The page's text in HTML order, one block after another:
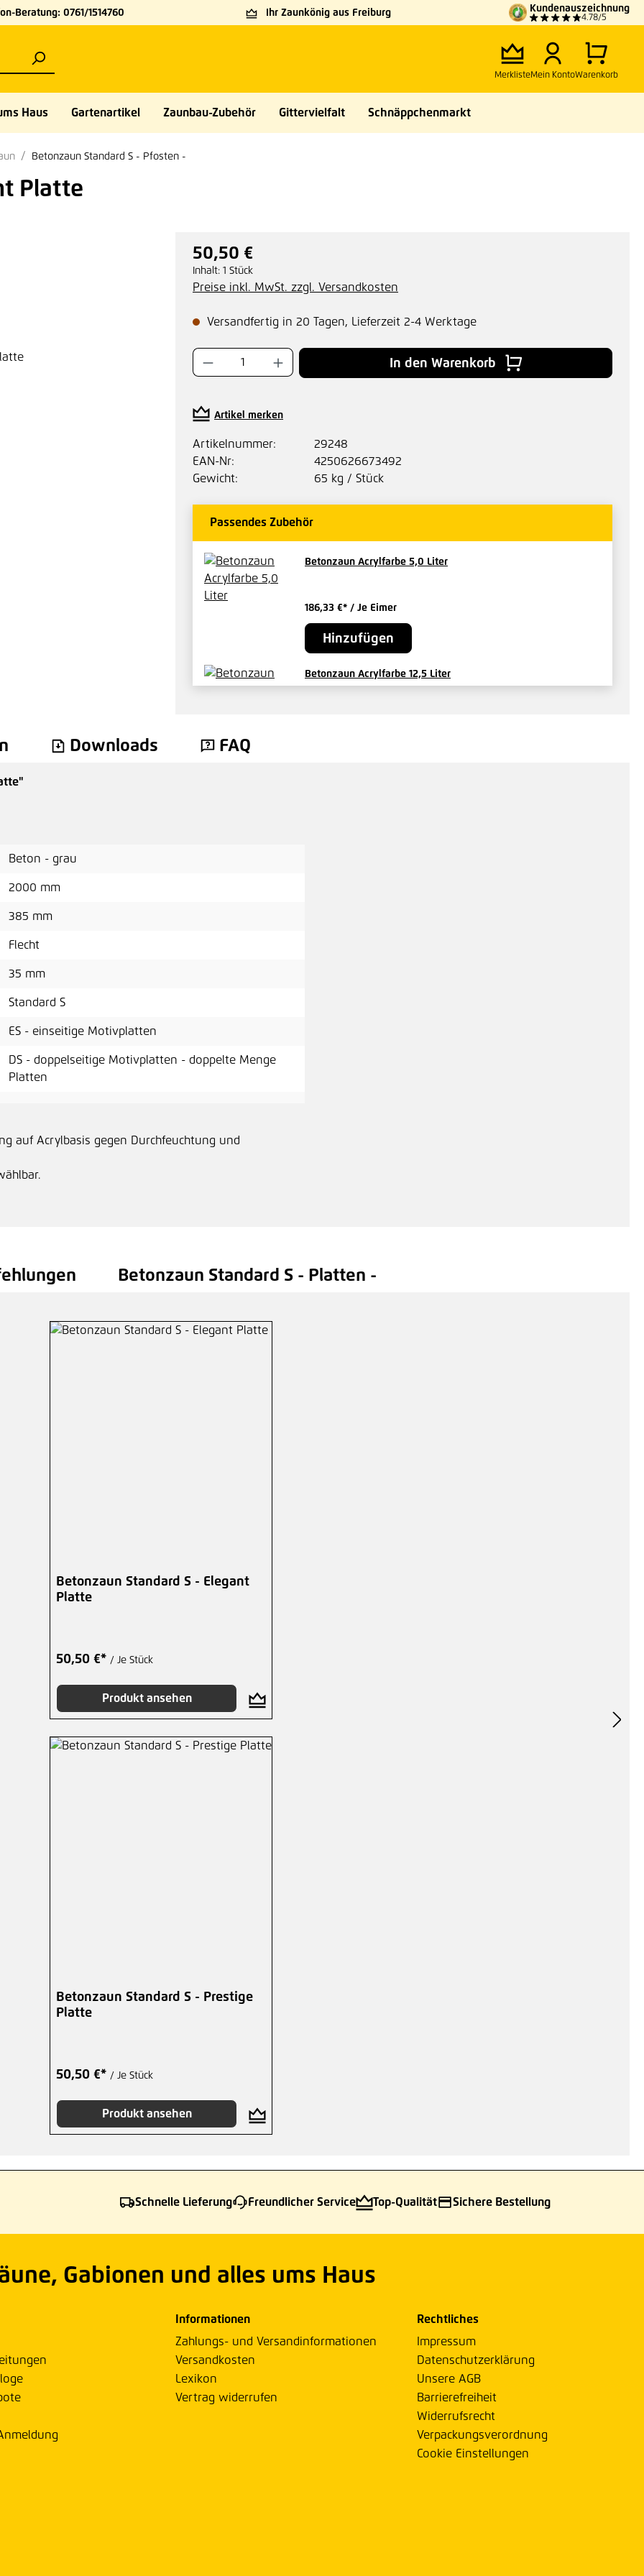
Beratung: 0761/1514760 Ihr Zaunkönig aus Freiburg Kundenauszeichnung
4.78/5
MerklisteMein KontoWarenkorb
Haus Gartenartikel Zaunbau-Zubehör Gittervielfalt Schnäppchenmarkt
Betonzaun Standard S - Pfosten -
Platte
Regulärer Preis:
50,50 €
Inhalt: 1 Stück
Preise inkl. MwSt. zzgl. Versandkosten
Versandfertig in 20 Tagen, Lieferzeit 2-4 Werktage
Produkt Anzahl: Gib den gewünschten Wert ein oder
In den Warenkorb
Artikel merken
Artikelnummer:
29248
EAN-Nr:
4250626673492
Gewicht:
65 kg / Stück
Passendes Zubehör
Betonzaun Acrylfarbe 5,0 Liter
186,33 €* / Je Eimer
Hinzufügen
Betonzaun Acrylfarbe 12,5 Liter
Downloads FAQ
Beton - grau
2000 mm
385 mm
Flecht
35 mm
Standard S
ES - einseitige Motivplatten
DS - doppelseitige Motivplatten - doppelte Menge
Platten
auf Acrylbasis gegen Durchfeuchtung und
Betonzaun Standard S - Platten -
Betonzaun Standard S - Elegant
Platte
50,50 €* / Je Stück
Produkt ansehen
Betonzaun Standard S - Prestige
Platte
50,50 €* / Je Stück
Produkt ansehen
Schnelle Lieferung Freundlicher Service Top-Qualität Sichere Bestellung
Gabionen und alles ums Haus
Informationen
Zahlungs- und Versandinformationen
Versandkosten
Lexikon
Vertrag widerrufen
Rechtliches
Impressum
Datenschutzerklärung
Unsere AGB
Barrierefreiheit
Widerrufsrecht
Verpackungsverordnung
Cookie Einstellungen